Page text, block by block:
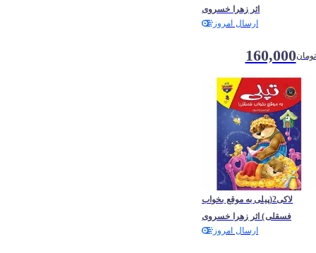
اثر زهرا خسروی
ارسال امروز
160,000تومان
لاکی2(پیلی به موقع بخواب
فسقلی) اثر زهرا خسروی
ارسال امروز